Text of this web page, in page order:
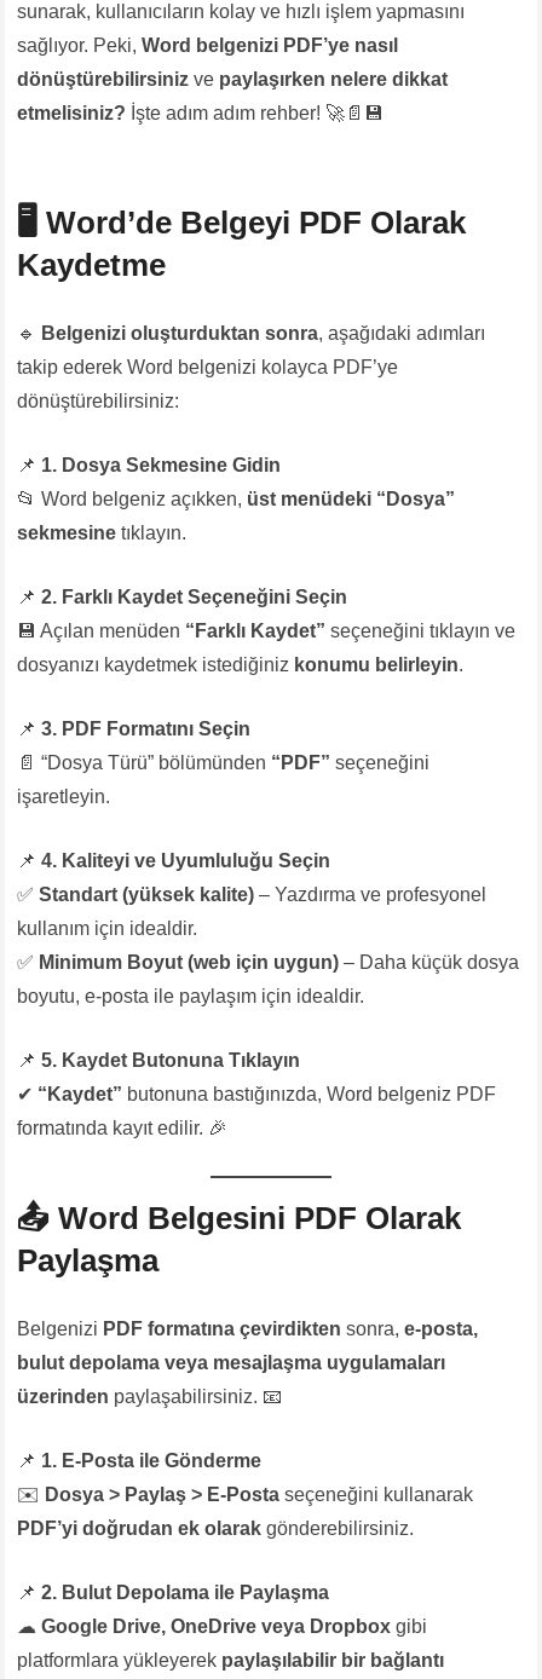
sunarak, kullanıcıların kolay ve hızlı işlem yapmasını
sağlıyor. Peki,Word belgenizi PDF’ye nasıl
dönüştürebilirsiniz ve paylaşırken nelere dikkat
etmelisiniz? İşte adım adım rehber! 🚀📄💾
🖥Word’de Belgeyi PDF Olarak
Kaydetme
🔹 Belgenizi oluşturduktan sonra, aşağıdaki adımları
takip ederek Word belgenizi kolayca PDF’ye
dönüştürebilirsiniz:
📌 1. Dosya Sekmesine Gidin
📂 Word belgeniz açıkken, üst menüdeki “Dosya”
sekmesine tıklayın.
📌2. Farklı Kaydet Seçeneğini Seçin
💾 Açılan menüden “Farklı Kaydet” seçeneğini tıklayın ve
dosyanızı kaydetmek istediğiniz konumu belirleyin.
📌3. PDF Formatını Seçin
📄 “Dosya Türü” bölümünden “PDF” seçeneğini
işaretleyin.
📌4. Kaliteyi ve Uyumluluğu Seçin
✅Standart (yüksek kalite) – Yazdırma ve profesyonel
kullanım için idealdir.
✅ Minimum Boyut (web için uygun) – Daha küçük dosya
boyutu, e-posta ile paylaşım için idealdir.
📌5. Kaydet Butonuna Tıklayın
✔ “Kaydet” butonuna bastığınızda, Word belgeniz PDF
formatında kayıt edilir. 🎉
📤Word Belgesini PDF Olarak
Paylaşma
Belgenizi PDF formatına çevirdikten sonra,e-posta,
bulut depolama veya mesajlaşma uygulamaları
üzerinden paylaşabilirsiniz. 📧
📌 1. E-Posta ile Gönderme
✉️ Dosya > Paylaş > E-Posta seçeneğini kullanarak
PDF’yi doğrudan ek olarak gönderebilirsiniz.
📌2. Bulut Depolama ile Paylaşma
☁Google Drive, OneDrive veya Dropbox gibi
platformlara yükleyerek paylaşılabilir bir bağlantı